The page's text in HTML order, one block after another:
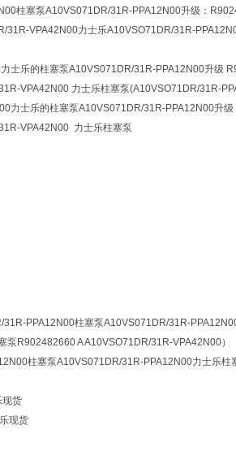
柱塞泵A10VS071DR/31R-PPA12N00升级：
VPA42N00力士乐A10VSO71DR/31R-
士乐的柱塞泵A10VS071DR/31R-PPA12N00升级
VPA42N00 力士乐柱塞泵(A10VSO71DR/31R-
力士乐的柱塞泵A10VS071DR/31R-PPA12N00升
VPA42N00 力士乐柱塞泵
PPA12N00柱塞泵A10VS071DR/31R-
R902482660 A A10VSO71DR/31R-VPA42N00）
柱塞泵A10VS071DR/31R-PPA12N00力士乐柱
货
现货